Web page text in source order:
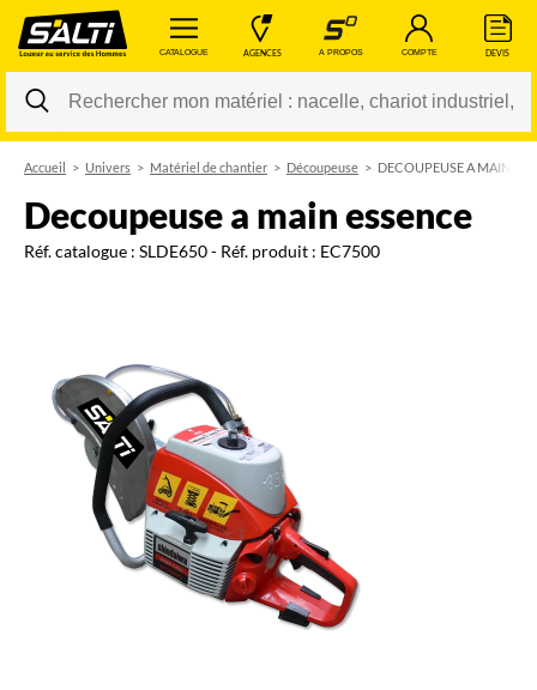
CATALOGUE AGENCES A PROPOS COMPTE DEVIS
Changer
Accueil Univers Matériel de chantier Découpeuse DECOUPEUSE A MAIN
decoupeuse a main essence
Réf. catalogue : SLDE650- Réf. produit : EC7500